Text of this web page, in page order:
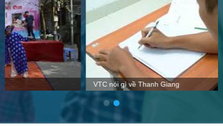
VTC nói gì về Thanh Giang